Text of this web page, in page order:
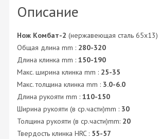
Описание
Нож Комбат-2 (нержавеющая сталь 65х13)
Общая длина mm : 280-320
Длина клинка mm : 150-190
Макс. ширина клинка mm : 25-35
Макс. толщина клинка mm : 3.0-6.0
Длина рукояти mm : 110-150
Ширина рукояти (в ср.части)mm : 30
Толщина рукояти (в ср.части)mm: 20
Твердость клинка HRC : 55-57